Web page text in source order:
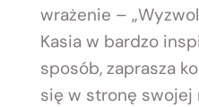
wrażenie –
Kasia w bardzo
sposób, zaprasza
się w stronę swojej